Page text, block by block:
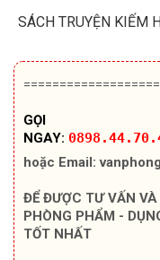
SÁCH TRUYỆN KIẾM
GỌI
NGAY:
hoặc Email:
ĐỂ ĐƯỢC TƯ VẤN
PHÒNG PHẨM -
TỐT NHẤT